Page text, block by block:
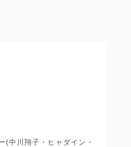
(中川翔子・ヒャダイン・